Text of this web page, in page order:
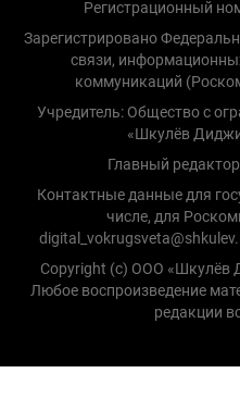
Регистрационный
Зарегистрировано
связи,
коммуникаций
Учредитель: Общество с
«Шкулёв
Главный
Контактные данные для
числе, для
Copyright (с) ООО «Шкулёв
Любое воспроизведение
редакции